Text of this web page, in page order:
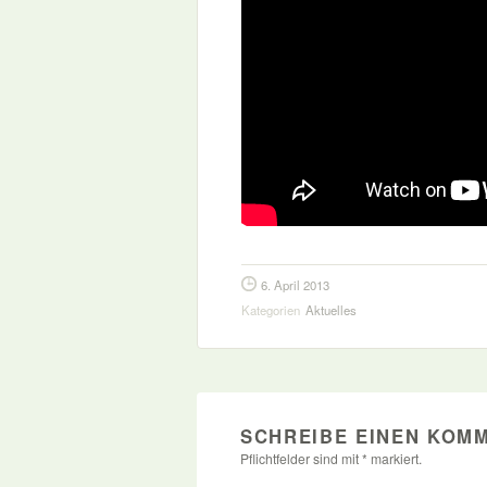
6. April 2013
Kategorien Aktuelles
SCHREIBE EINEN
Pflichtfelder sind mit* markiert.